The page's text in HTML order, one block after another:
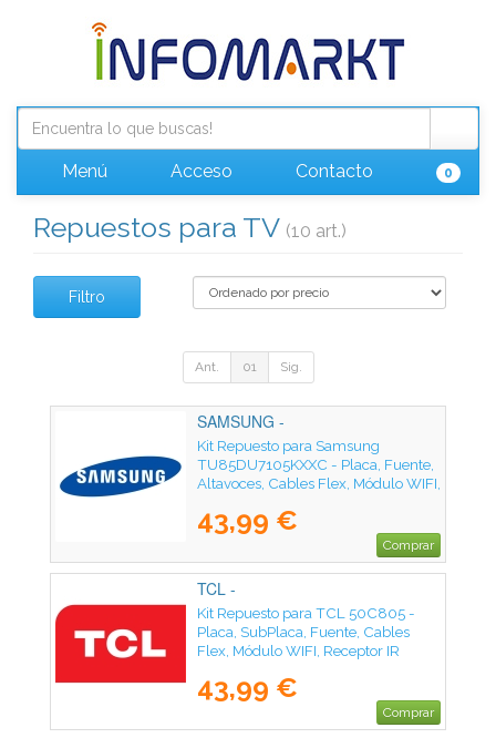
Menú Acceso Contacto 0
Repuestos para TV (10 art.)
Filtro
Ant. 01 Sig.
SAMSUNG -
Kit Repuesto para Samsung
TU85DU7105KXXC - Placa, Fuente,
Altavoces, Cables Flex, Módulo WIFI,
43,99 €
Comprar
TCL -
Kit Repuesto para TCL 50C805 -
Placa, SubPlaca, Fuente, Cables
Flex, Módulo WIFI, Receptor IR
43,99 €
Comprar